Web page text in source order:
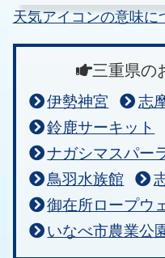
天気アイコンの意味に
三重県の
伊勢神宮
志
鈴鹿サーキット
ナガシマスパー
鳥羽水族館
御在所ロープウ
いなべ市農業公